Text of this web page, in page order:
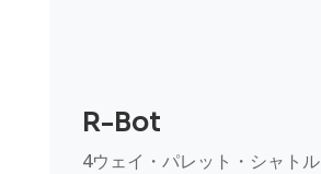
R-Bot
4ウェイ・パレット・シャトル